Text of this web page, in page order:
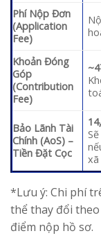
Phí Nộp Đơn
(Application
Fee)
Khoản Đóng
Góp
(Contribution
Fee)
Bảo Lãnh Tài
Chính (AoS) –
Tiền Đặt Cọc
xã
*Lưu ý: Chi phí
thể thay đổi
điểm nộp hồ sơ.